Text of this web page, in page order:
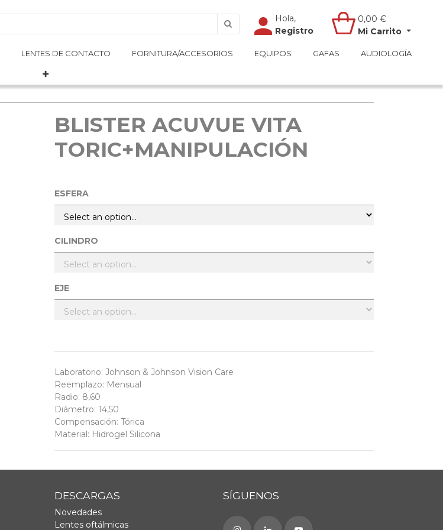
Hola,
Registro
0,00 €
Mi Carrito
LENTES DE CONTACTO FORNITURA/ACCESORIOS EQUIPOS GAFAS AUDIOLOGÍA
Hola,
Registro
0,00 €
Mi Carrito
LENTES DE CONTACTO FORNITURA/ACCESORIOS EQUIPOS GAFAS AUDIOLOGÍA
BLISTER ACUVUE VITA
TORIC+MANIPULACIÓN
ESFERA
CILINDRO
EJE
Laboratorio: Johnson & Johnson Vision Care
Reemplazo: Mensual
Radio: 8,60
Diámetro: 14,50
Compensación: Tórica
Material: Hidrogel Silicona
DESCARGAS
Novedades
Lentes oftálmicas
SÍGUENOS